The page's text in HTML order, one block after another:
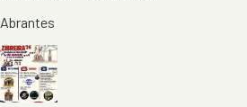
Abrantes